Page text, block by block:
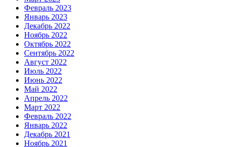
Февраль 2023
Январь 2023
Декабрь 2022
Ноябрь 2022
Октябрь 2022
Сентябрь 2022
Август 2022
Июль 2022
Июнь 2022
Май 2022
Апрель 2022
Март 2022
Февраль 2022
Январь 2022
Декабрь 2021
Ноябрь 2021